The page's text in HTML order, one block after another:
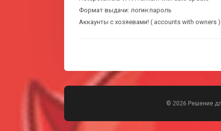
Формат выдачи: логин:пароль
Аккаунты с хозяевами! ( accounts with owners )
© 2026 Решение